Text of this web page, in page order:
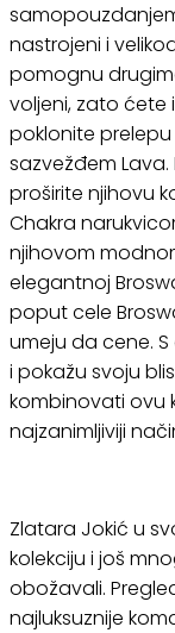
nastrojeni i
pomognu
voljeni, zato
poklonite
sazvežđem
proširite njihovu
Chakra
njihovom
elegantnoj
poput cele
umeju da cene.
i pokažu svoju
kombinovati ovu
najzanimljiviji
Zlatara Jokić u
kolekciju i još
obožavali.
najluksuznije